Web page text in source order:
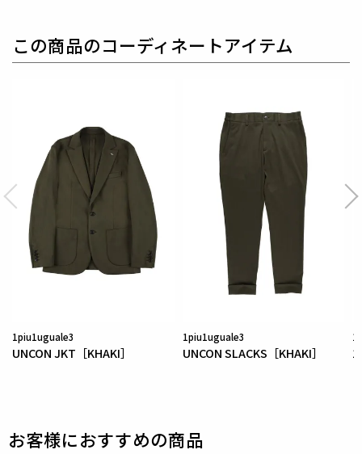
表地 : コットン77% ポリエステル23%
別布 : ポリエステル100%
綿とポリエステルを交編することにより、凹凸のある
組織を作っています。
織物では表現できない2WAYストレッチをこの素材は
表現できます。
薄地ですが、カットソーアイテムはもちろん、 ジャケ
ットやボトム等のアイテムも作れるハリ、腰のある素
材です。
耐洗濯性のある素材です。
この商品のコーディネートアイテム
1piu1uguale3
UNCON JKT［KHAKI］
1piu1uguale3
UNCON SLACKS［KHAKI］